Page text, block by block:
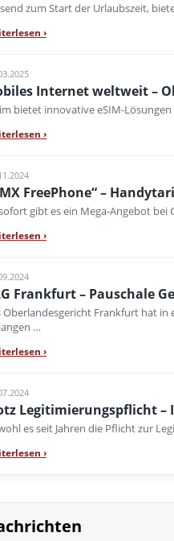
zum Start der Urlaubszeit,
›
Internet weltweit –
bietet innovative eSIM-
›
FreePhone“ –
gibt es ein Mega-Angebot
›
Frankfurt – Pauschale
Oberlandesgericht Frankfurt hat
…
›
Legitimierungspflicht –
es seit Jahren die Pflicht zur
›